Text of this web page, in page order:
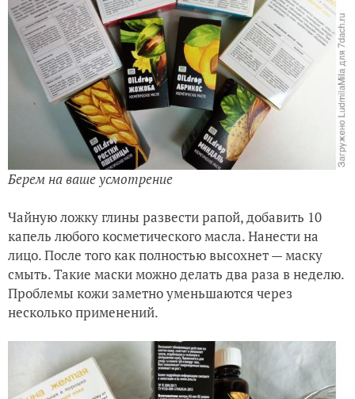
Берем на ваше усмотрение
Чайную ложку глины развести рапой, добавить 10
капель любого косметического масла. Нанести на
лицо. После того как полностью высохнет — маску
смыть. Такие маски можно делать два раза в неделю.
Проблемы кожи заметно уменьшаются через
несколько применений.